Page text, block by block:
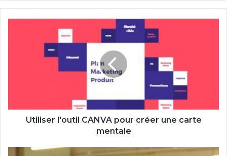
Utiliser l'outil CANVA pour créer une carte
mentale
Réaliser